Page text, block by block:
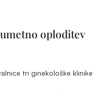
trudita zanositi naravno ali
uspeh enaka »pravila«.
tiste glavne ovire,
pa mora par skrbeti
za uspeh.